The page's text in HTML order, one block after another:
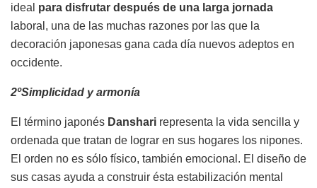
ideal para disfrutar después de una larga jornada
laboral, una de las muchas razones por las que la
decoración japonesas gana cada día nuevos adeptos en
occidente.
2ºSimplicidad y armonía
El término japonés Danshari representa la vida sencilla y
ordenada que tratan de lograr en sus hogares los nipones.
El orden no es sólo físico, también emocional. El diseño de
sus casas ayuda a construir ésta estabilización mental